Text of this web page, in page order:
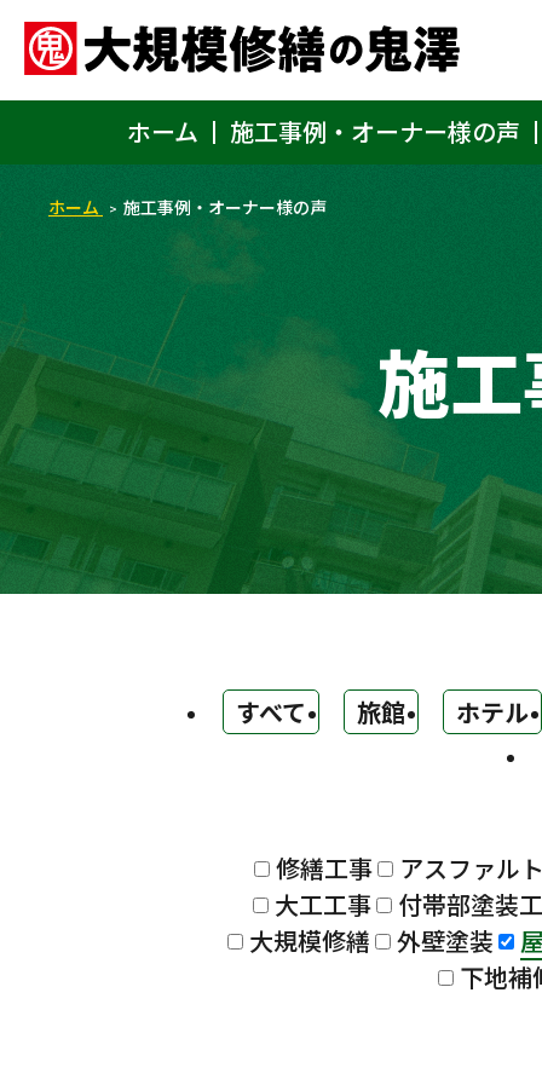
ホーム 施工事例・オーナー様の声
ホーム 施工事例・オーナー様の声
施
すべて 旅館 ホテル
修繕工事
アスファル
大工工事
付帯部塗装
大規模修繕
外壁塗装
下地補